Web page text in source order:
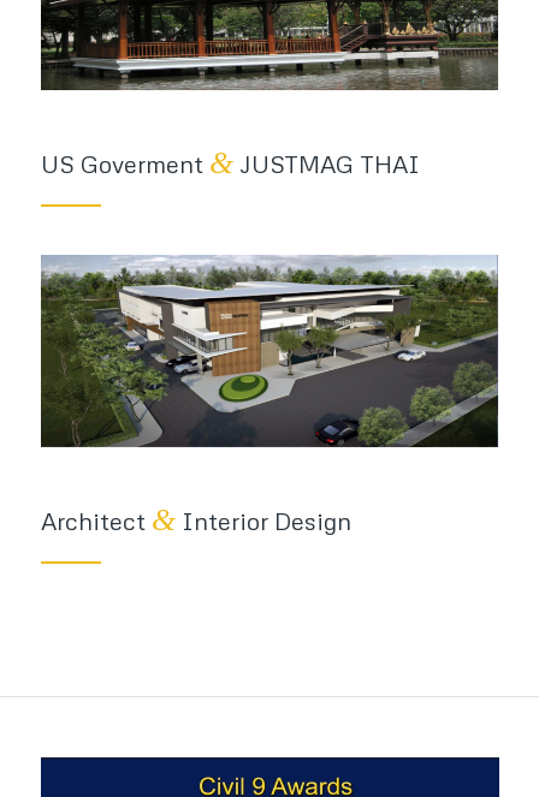
US Goverment &JUSTMAG THAI
Architect &Interior Design